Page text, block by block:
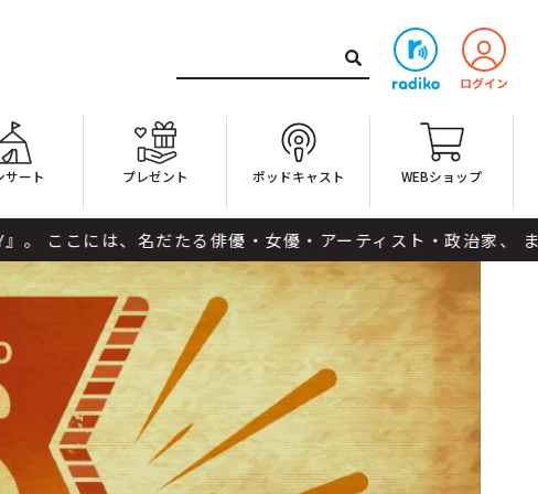
サート プレゼント ポッドキャスト WEBショップ
優・女優・アーティスト・政治家、 また起業家・